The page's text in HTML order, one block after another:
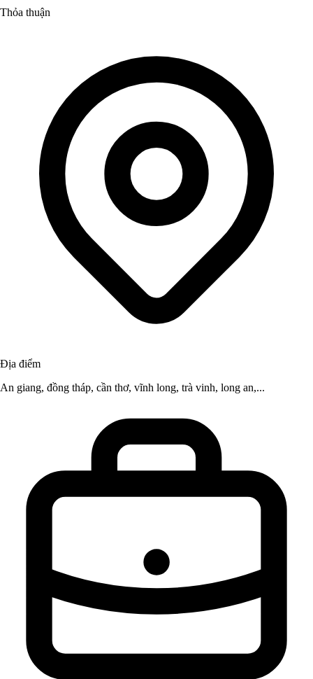
Thỏa thuận
Địa điểm
An giang, đồng tháp, cần thơ, vĩnh long, trà vinh, long an,...